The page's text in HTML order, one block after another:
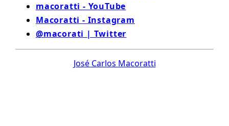
macoratti - YouTube
Macoratti - Instagram
@macorati | Twitter
José Carlos Macoratti